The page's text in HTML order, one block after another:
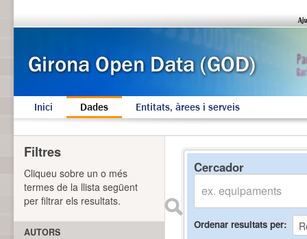
Inici Dades Entitats, àrees i serveis
Cercador
Ordenar resultats per
Filtres
Cliqueu sobre un o més
termes de la llista següent
per filtrar els resultats.
AUTORS